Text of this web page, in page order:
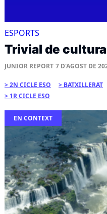
ESPORTS
Trivial de
JUNIOR REPORT 7 D'AGOST DE
2N CICLE ESO BATXILLERAT
1R CICLE ESO
EN CONTEXT